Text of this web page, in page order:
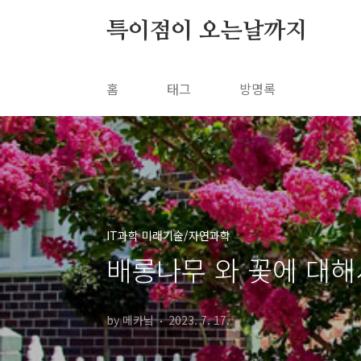
특이점이 오는날까지
홈 태그 방명록
IT과학 미래기술/자연과학
배롱나무 와 꽃에 대
by 메카닠 2023. 7. 17.